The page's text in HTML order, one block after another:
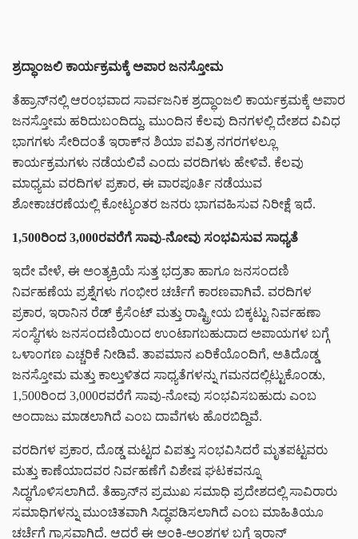
ಶ್ರದ್ಧಾಂಜಲಿ ಕಾರ್ಯಕ್ರಮಕ್ಕೆ ಅಪಾರ ಜನಸ್ತೋಮ
ತೆಹ್ರಾನ್‌ನಲ್ಲಿ ಆರಂಭವಾದ ಸಾರ್ವಜನಿಕ ಶ್ರದ್ಧಾಂಜಲಿ ಕಾರ್ಯಕ್ರಮಕ್ಕೆ ಅಪಾರ
ಜನಸ್ತೋಮ ಹರಿದುಬಂದಿದ್ದು, ಮುಂದಿನ ಕೆಲವು ದಿನಗಳಲ್ಲಿ ದೇಶದ ವಿವಿಧ
ಭಾಗಗಳು ಸೇರಿದಂತೆ ಇರಾಕ್‌ನ ಶಿಯಾ ಪವಿತ್ರ ನಗರಗಳಲ್ಲೂ
ಕಾರ್ಯಕ್ರಮಗಳು ನಡೆಯಲಿವೆ ಎಂದು ವರದಿಗಳು ಹೇಳಿವೆ. ಕೆಲವು
ಮಾಧ್ಯಮ ವರದಿಗಳ ಪ್ರಕಾರ, ಈ ವಾರಪೂರ್ತಿ ನಡೆಯುವ
ಶೋಕಾಚರಣೆಯಲ್ಲಿ ಕೋಟ್ಯಂತರ ಜನರು ಭಾಗವಹಿಸುವ ನಿರೀಕ್ಷೆ ಇದೆ.
1,500ರಿಂದ 3,000ರವರೆಗೆ ಸಾವು-ನೋವು ಸಂಭವಿಸುವ ಸಾಧ್ಯತೆ
ಇದೇ ವೇಳೆ, ಈ ಅಂತ್ಯಕ್ರಿಯೆ ಸುತ್ತ ಭದ್ರತಾ ಹಾಗೂ ಜನಸಂದಣಿ
ನಿರ್ವಹಣೆಯ ಪ್ರಶ್ನೆಗಳು ಗಂಭೀರ ಚರ್ಚೆಗೆ ಕಾರಣವಾಗಿವೆ. ವರದಿಗಳ
ಪ್ರಕಾರ, ಇರಾನಿನ ರೆಡ್ ಕ್ರೆಸೆಂಟ್ ಮತ್ತು ರಾಷ್ಟ್ರೀಯ ಬಿಕ್ಕಟ್ಟು ನಿರ್ವಹಣಾ
ಸಂಸ್ಥೆಗಳು ಜನಸಂದಣಿಯಿಂದ ಉಂಟಾಗಬಹುದಾದ ಅಪಾಯಗಳ ಬಗ್ಗೆ
ಒಳಾಂಗಣ ಎಚ್ಚರಿಕೆ ನೀಡಿವೆ. ತಾಪಮಾನ ಏರಿಕೆಯೊಂದಿಗೆ, ಅತಿದೊಡ್ಡ
ಜನಸ್ತೋಮ ಮತ್ತು ಕಾಲ್ತುಳಿತದ ಸಾಧ್ಯತೆಗಳನ್ನು ಗಮನದಲ್ಲಿಟ್ಟುಕೊಂಡು,
1,500ರಿಂದ 3,000ರವರೆಗೆ ಸಾವು-ನೋವು ಸಂಭವಿಸಬಹುದು ಎಂಬ
ಅಂದಾಜು ಮಾಡಲಾಗಿದೆ ಎಂಬ ದಾವೆಗಳು ಹೊರಬಿದ್ದಿವೆ.
ವರದಿಗಳ ಪ್ರಕಾರ, ದೊಡ್ಡ ಮಟ್ಟದ ವಿಪತ್ತು ಸಂಭವಿಸಿದರೆ ಮೃತಪಟ್ಟವರು
ಮತ್ತು ಕಾಣೆಯಾದವರ ನಿರ್ವಹಣೆಗೆ ವಿಶೇಷ ಘಟಕವನ್ನೂ
ಸಿದ್ಧಗೊಳಿಸಲಾಗಿದೆ. ತೆಹ್ರಾನ್‌ನ ಪ್ರಮುಖ ಸಮಾಧಿ ಪ್ರದೇಶದಲ್ಲಿ ಸಾವಿರಾರು
ಸಮಾಧಿಗಳನ್ನು ಮುಂಚಿತವಾಗಿ ಸಿದ್ಧಪಡಿಸಲಾಗಿದೆ ಎಂಬ ಮಾಹಿತಿಯೂ
ಚರ್ಚೆಗೆ ಗ್ರಾಸವಾಗಿದೆ. ಆದರೆ ಈ ಅಂಕಿ-ಅಂಶಗಳ ಬಗ್ಗೆ ಇರಾನ್